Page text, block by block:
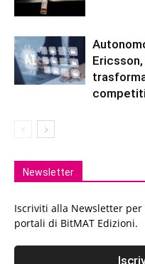
Newsletter
Iscriviti alla Newsletter
portali di BitMAT Edizioni.